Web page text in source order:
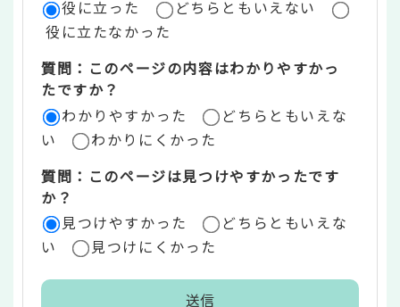
価
リ
ア
役に立った
どちらともいえない
役に立たなかった
質問：このページの内容はわかりやすかっ
たですか？
わかりやすかった
どちらともいえな
い
わかりにくかった
質問：このページは見つけやすかったです
か？
見つけやすかった
どちらともいえな
い
見つけにくかった